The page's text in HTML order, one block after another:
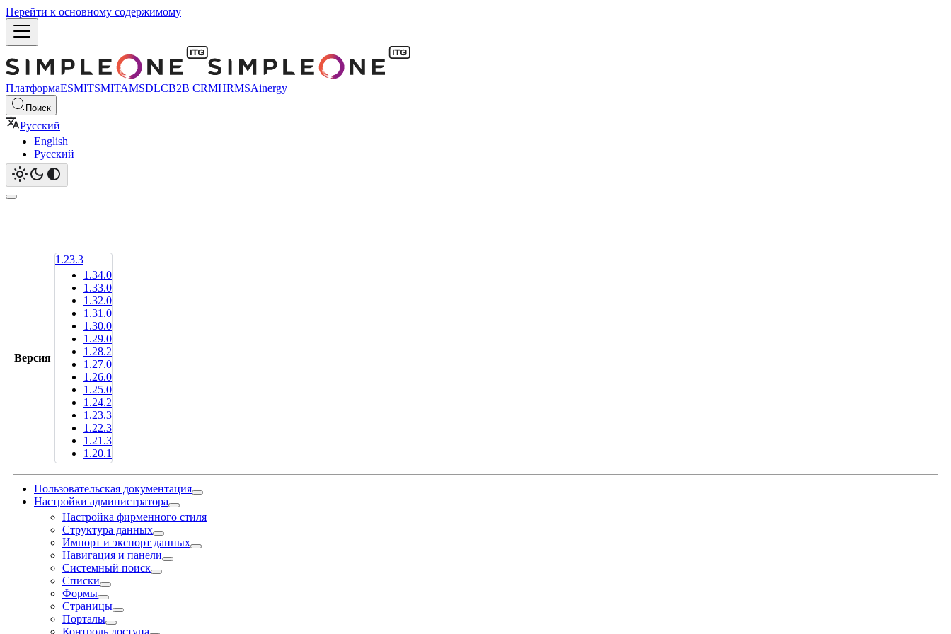
Перейти к основному содержимому
ПлатформаESMITSMITAMSDLCB2B CRMHRMSAinergy
Поиск
Русский
English
Русский
Версия
1.23.3
1.34.0
1.33.0
1.32.0
1.31.0
1.30.0
1.29.0
1.28.2
1.27.0
1.26.0
1.25.0
1.24.2
1.23.3
1.22.3
1.21.3
1.20.1
Пользовательская документация
Настройки администратора
Настройка фирменного стиля
Структура данных
Импорт и экспорт данных
Навигация и панели
Системный поиск
Списки
Формы
Страницы
Порталы
Контроль доступа